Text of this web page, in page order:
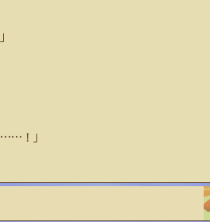
…… ！」